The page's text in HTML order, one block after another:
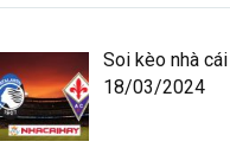
Soi kèo nhà
18/03/2024